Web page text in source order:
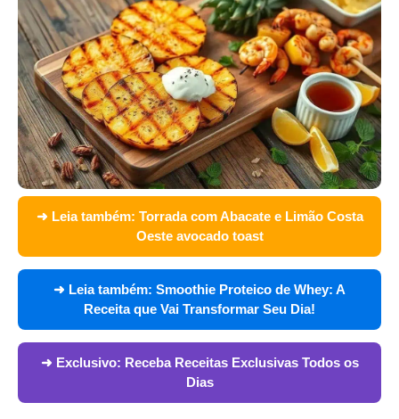
➜ Leia também: Torrada com Abacate e Limão Costa
Oeste avocado toast
➜ Leia também: Smoothie Proteico de Whey: A
Receita que Vai Transformar Seu Dia!
➜ Exclusivo: Receba Receitas Exclusivas Todos os
Dias